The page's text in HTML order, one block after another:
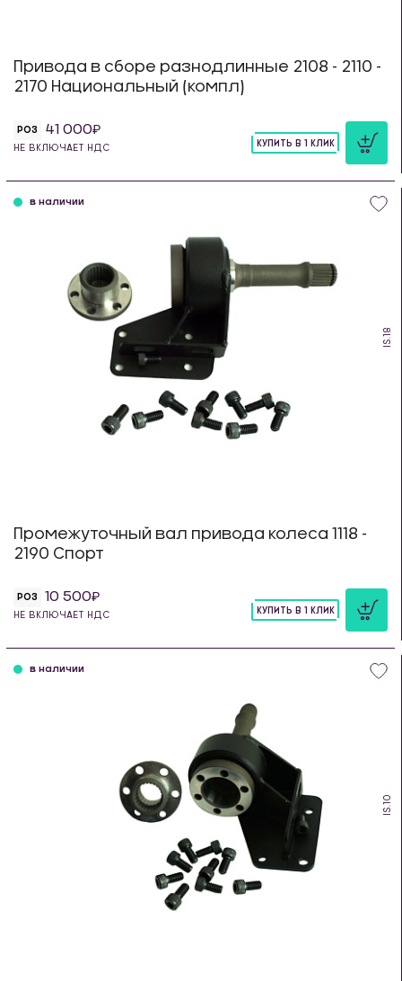
Привода в сборе разнодлинные 2108 - 2110 -
2170 Национальный (компл)
РОЗ 41 000
НЕ ВКЛЮЧАЕТ НДС
КУПИТЬ В 1 КЛИК
IS.18
в наличии
Промежуточный вал привода колеса 1118 -
2190 Спорт
РОЗ 10 500
НЕ ВКЛЮЧАЕТ НДС
КУПИТЬ В 1 КЛИК
IS.10
в наличии